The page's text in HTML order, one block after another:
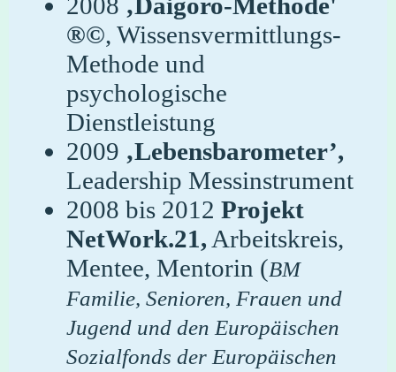
®©, Wissensvermittlungs-
Methode und
psychologische
Dienstleistung
2009 ‚Lebensbarometer’,
Leadership Messinstrument
2008 bis 2012 Projekt
NetWork.21, Arbeitskreis,
Mentee, Mentorin (BM
Familie, Senioren, Frauen und
Jugend und den Europäischen
Sozialfonds der Europäischen